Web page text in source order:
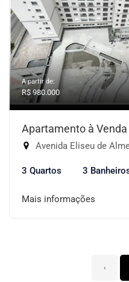
A partir de:
R$ 980.000
Apartamento à
Avenida Eliseu de Almeida -
3 Quartos 3
Mais informações
‹